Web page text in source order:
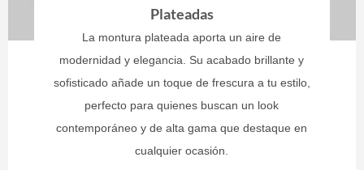
Plateadas
La montura plateada aporta un aire de
modernidad y elegancia. Su acabado brillante y
sofisticado añade un toque de frescura a tu estilo,
perfecto para quienes buscan un look
contemporáneo y de alta gama que destaque en
cualquier ocasión.